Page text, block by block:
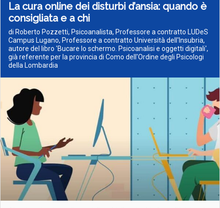
La cura online dei disturbi d’ansia: quando è
consigliata e a chi
di Roberto Pozzetti, Psicoanalista, Professore a contratto LUDeS
Campus Lugano, Professore a contratto Università dell'Insubria,
autore del libro 'Bucare lo schermo. Psicoanalisi e oggetti digitali',
già referente per la provincia di Como dell'Ordine degli Psicologi
della Lombardia